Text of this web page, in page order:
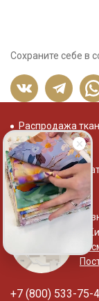
Сохраните себе в
Распродажа
Отзывы о нас
Система скидок
Доставка и
г.
+7 (800) 533-75-